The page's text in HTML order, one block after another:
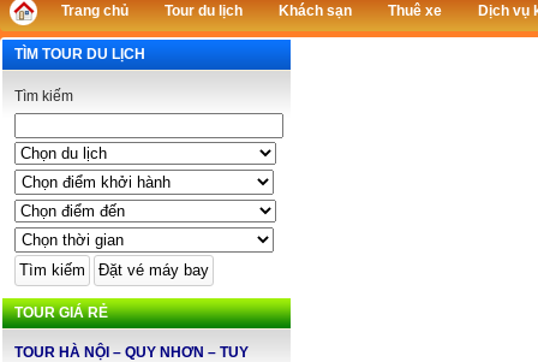
Trang chủ Tour du lịch Khách sạn Thuê xe Dịch vụ
TÌM TOUR DU LỊCH
Tìm kiếm
TOUR GIÁ RẺ
TOUR HÀ NỘI – QUY NHƠN – TUY